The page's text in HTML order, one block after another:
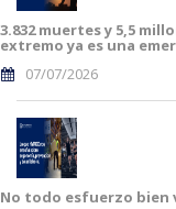
3.832 muertes y 5,5
extremo ya es una
07/07/2026
No todo esfuerzo bien